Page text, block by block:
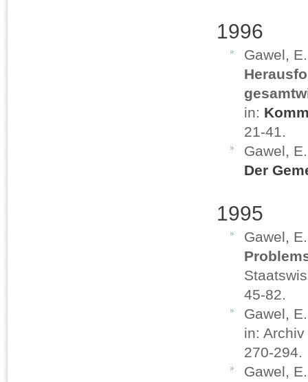
1996
Gawel,
in:
21-41.
Gawel,
Der
1995
Gawel,
45-82.
Gawel,
in:
270-294.
Gawel,